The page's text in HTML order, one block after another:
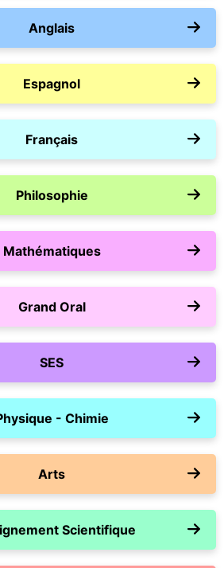
Anglais
Espagnol
Français
Philosophie
Mathématiques
Grand Oral
SES
- Chimie
Arts
Scientifique